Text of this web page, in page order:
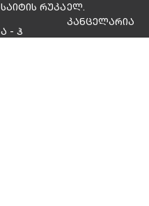
საიტის რუკა
ა - ჰ
ელ.
კანცელარია